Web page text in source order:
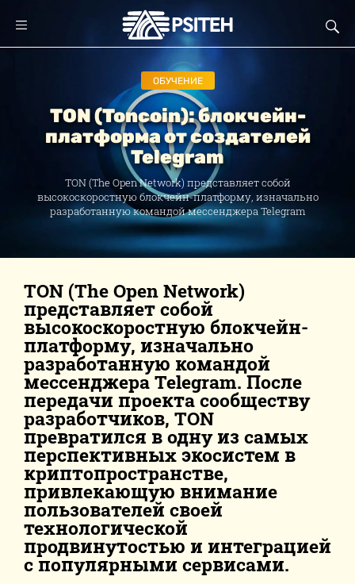
ОБУЧЕНИЕ
TON (Toncoin): блокчейн-
платформа от создателей
Telegram
TON (The Open Network) представляет собой
высокоскоростную блокчейн-платформу, изначально
разработанную командой мессенджера Telegram
TON (The Open Network)
представляет собой
высокоскоростную блокчейн-
платформу, изначально
разработанную командой
мессенджера Telegram. После
передачи проекта сообществу
разработчиков, TON
превратился в одну из самых
перспективных экосистем в
криптопространстве,
привлекающую внимание
пользователей своей
технологической
продвинутостью и интеграцией
с популярными сервисами.